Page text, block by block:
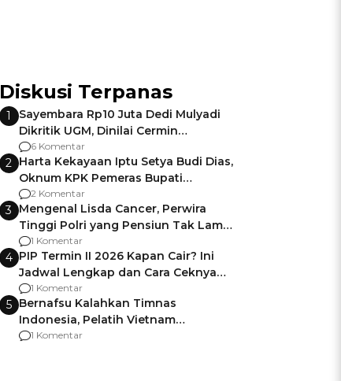
Diskusi Terpanas
1
Sayembara Rp10 Juta Dedi Mulyadi
Dikritik UGM, Dinilai Cermin
Gagalnya Negara Jamin Keamanan
6 Komentar
2 Harta Kekayaan Iptu Setya Budi Dias,
Oknum KPK Pemeras Bupati
Pemalang
2 Komentar
3 Mengenal Lisda Cancer, Perwira
Tinggi Polri yang Pensiun Tak Lama
Usai Jadi Brigjen
1 Komentar
4 PIP Termin II 2026 Kapan Cair? Ini
Jadwal Lengkap dan Cara Ceknya
agar Dana Tidak Hangus!
1 Komentar
5 Bernafsu Kalahkan Timnas
Indonesia, Pelatih Vietnam
Berencana Pakai Jimat di Pakansari
1 Komentar